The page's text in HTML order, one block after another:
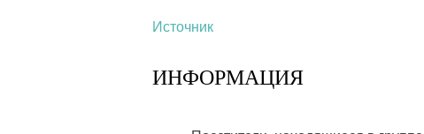
Источник
ИНФОРМАЦИЯ